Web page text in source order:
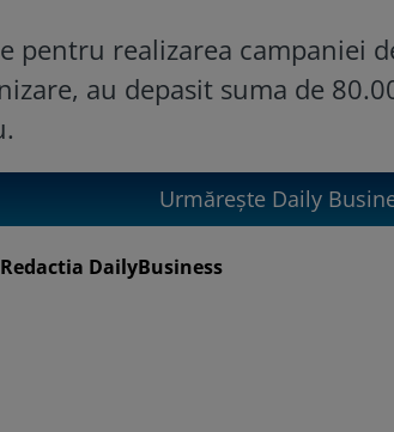
pentru realizarea campaniei
au depasit suma de
Urmărește Daily
Redactia DailyBusiness